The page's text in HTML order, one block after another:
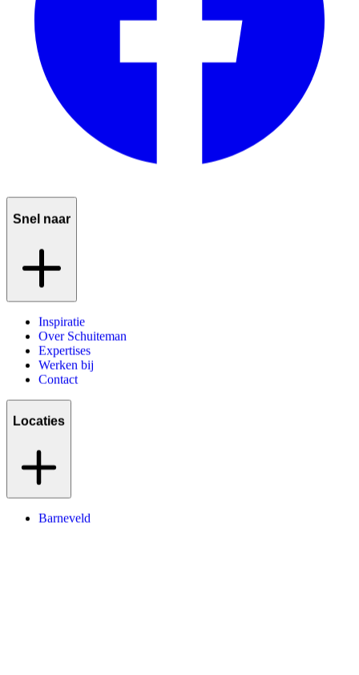
Snel naar
Inspiratie
Over Schuiteman
Expertises
Werken bij
Contact
Locaties
Barneveld